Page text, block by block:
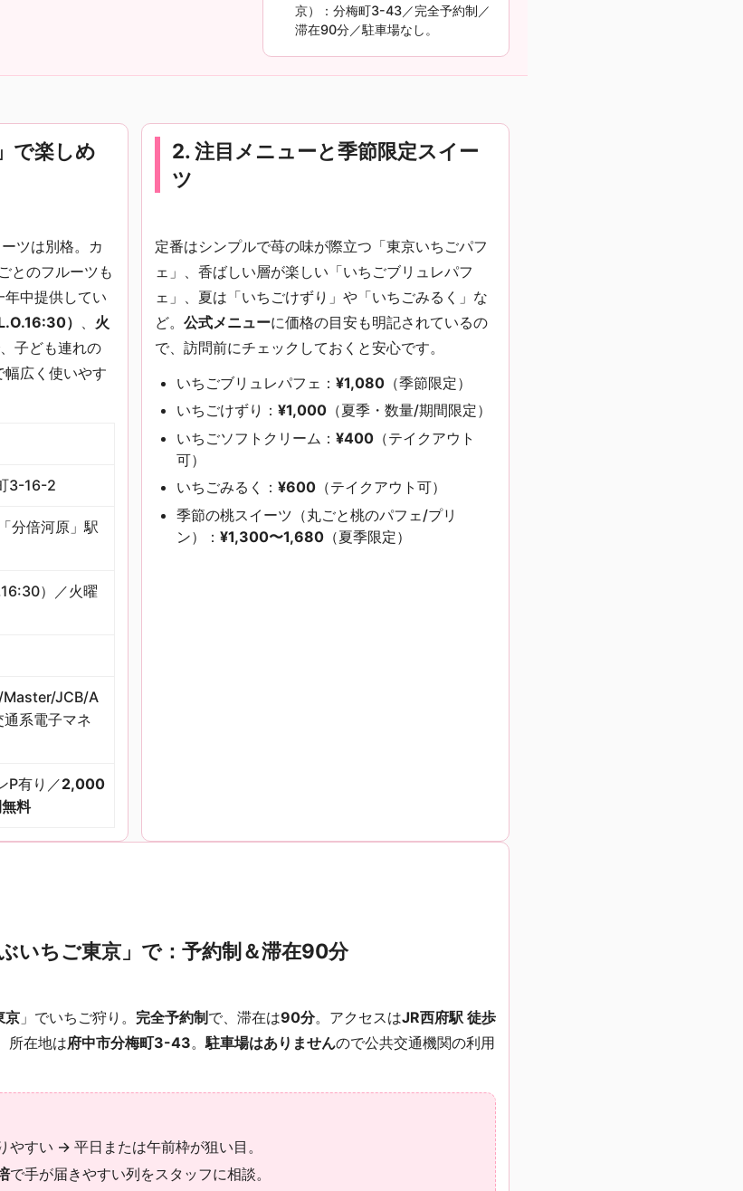
京）：分梅町3-43／完全予約制／
滞在90分／駐車場なし。
で楽しめ
ツは別格。カ
とのフルーツも
中提供してい
） 、 火
子ども連れの
広く使いやす
3-16-2
分倍河原」駅
）／火曜
Master/JCB/A
系電子マネ
P有り／2,000
料
2. 注目メニューと季節限定スイー
ツ
定番はシンプルで苺の味が際立つ「東京いちごパフ
ェ」、香ばしい層が楽しい「いちごブリュレパフ
ェ」、夏は「いちごけずり」や「いちごみるく」な
ど。 公式メニューに価格の目安も明記されているの
で、訪問前にチェックしておくと安心です。
いちごブリュレパフェ： ¥1,080 （季節限定）
いちごけずり： ¥1,000 （夏季・数量/期間限定）
いちごソフトクリーム： ¥400 （テイクアウト
可）
いちごみるく： ¥600 （テイクアウト可）
季節の桃スイーツ（丸ごと桃のパフェ/プリ
ン）： ¥1,300〜1,680 （夏季限定）
いちご東京」で：予約制＆滞在90分
京 」でいちご狩り。 完全予約制 で、滞在は90分。アクセスはJR西府駅 徒歩
所在地は府中市分梅町3-43。駐車場はありませんので公共交通機関の利用
やすい → 平日または午前枠が狙い目。
で手が届きやすい列をスタッフに相談。